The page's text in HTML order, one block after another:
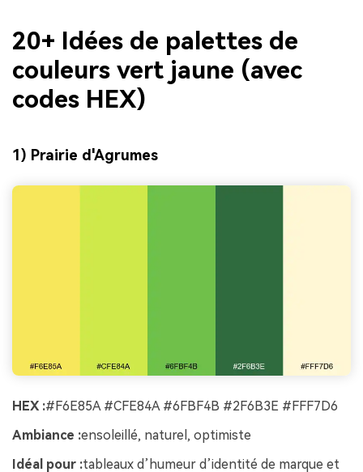
20+ Idées de palettes de
couleurs vert jaune (avec
codes HEX)
1) Prairie d'Agrumes
HEX :#F6E85A #CFE84A #6FBF4B #2F6B3E #FFF7D6
Ambiance :ensoleillé, naturel, optimiste
Idéal pour :tableaux d’humeur d’identité de marque et